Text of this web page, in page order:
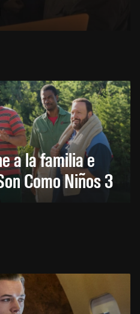
a la familia e
Como Niños 3